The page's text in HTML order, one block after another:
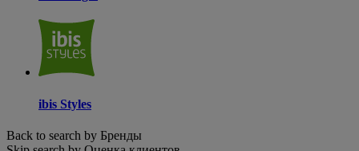
ibis Styles
Back to search by Бренды